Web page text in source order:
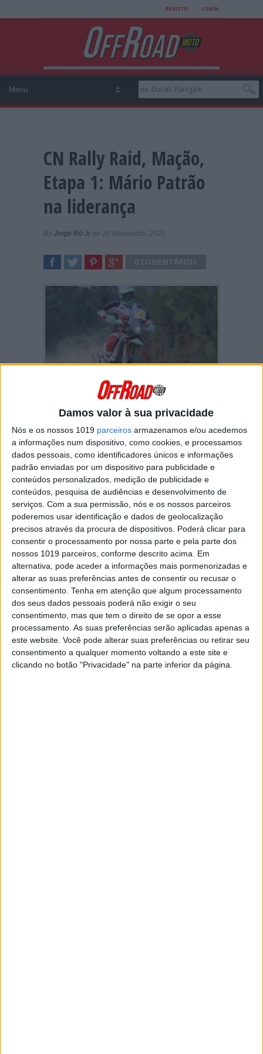
Damos valor à sua privacidade
Nós e os nossos 1019 parceiros armazenamos e/ou acedemos
a informações num dispositivo, como cookies, e processamos
dados pessoais, como identificadores únicos e informações
padrão enviadas por um dispositivo para publicidade e
conteúdos personalizados, medição de publicidade e
conteúdos, pesquisa de audiências e desenvolvimento de
serviços. Com a sua permissão, nós e os nossos parceiros
poderemos usar identificação e dados de geolocalização
precisos através da procura de dispositivos. Poderá clicar para
consentir o processamento por nossa parte e pela parte dos
nossos 1019 parceiros, conforme descrito acima. Em
alternativa, pode aceder a informações mais pormenorizadas e
alterar as suas preferências antes de consentir ou recusar o
consentimento. Tenha em atenção que algum processamento
dos seus dados pessoais poderá não exigir o seu
consentimento, mas que tem o direito de se opor a esse
processamento. As suas preferências serão aplicadas apenas a
este website. Você pode alterar suas preferências ou retirar seu
consentimento a qualquer momento voltando a este site e
clicando no botão "Privacidade" na parte inferior da página.
REGISTO LOGIN
CN Rally Raid, Mação,
Etapa 1: Mário Patrão
na liderança
By Jorge Ró Jr on 20 Novembro, 2021
Arrancou este sábado ocampeonato
O campeão em título,
, começou
da melhor forma ao ser o mais rápido nos
km
que compuseram a primeira etapa.
O segundo melhor tempo foi paraSérgio
Fiúza, o piloto da Husqvarna que terminou a
5m32sde Patrão naquele que foi o seu melhor
resultado até agora no CNRR.
Continuar a ler
Campeonato Nacional Rally Raid
CNRR 2021
Mação Mário Patrão
RELACIONADOS